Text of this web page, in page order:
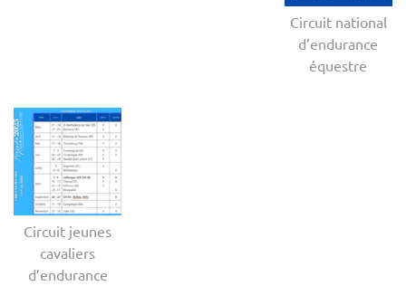
Circuit national
d’endurance
équestre
Circuit jeunes
cavaliers
d’endurance